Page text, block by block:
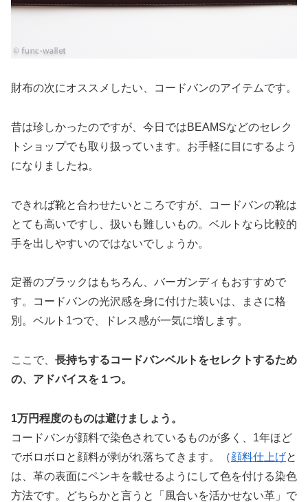
財布の次にオススメしたい、コードバンのアイテムです。
昔は珍しかったのですが、今日ではBEAMSなどのセレク
トショップでも取り扱っています。お手軽に目にするよう
になりましたね。
できれば靴と合わせたいところですが、コードバンの靴は
とても高いですし、扱いも難しいもの。ベルトなら比較的
手を出しやすいのではないでしょうか。
定番のブラックはもちろん、バーガンディもおすすめで
す。コードバンの光沢感を身に付けた装いは、まさに格
別。ベルト1つで、ドレス感が一気に増します。
ここで、 長持ちするコードバンベルトをセレクトするため
の、アドバイスを１つ。
1万円程度のものは避けましょう。
コードバンが顔料で染色されているものが多く、1年ほど
でボロボロと顔料が剥がれ落ちてきます。（顔料仕上げと
は、革の表面にペンキを載せるようにして色を付ける染色
方法です。どちらかと言うと「風合いを活かせない革」で